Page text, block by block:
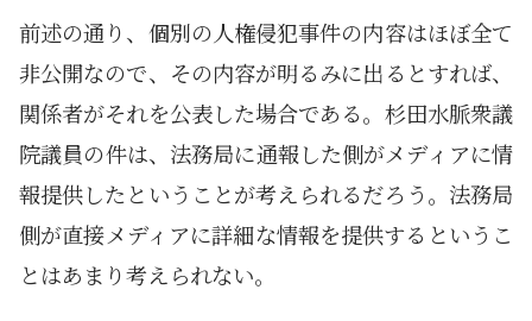
前述の通り、個別の人権侵犯事件の内容はほぼ全て
非公開なので、その内容が明るみに出るとすれば、
関係者がそれを公表した場合である。杉田水脈衆議
院議員の件は、法務局に通報した側がメディアに情
報提供したということが考えられるだろう。法務局
側が直接メディアに詳細な情報を提供するというこ
とはあまり考えられない。